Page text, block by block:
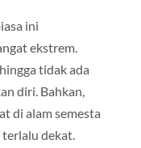
ini
ekstrem.
tidak ada
diri. Bahkan,
di alam semesta
terlalu dekat.